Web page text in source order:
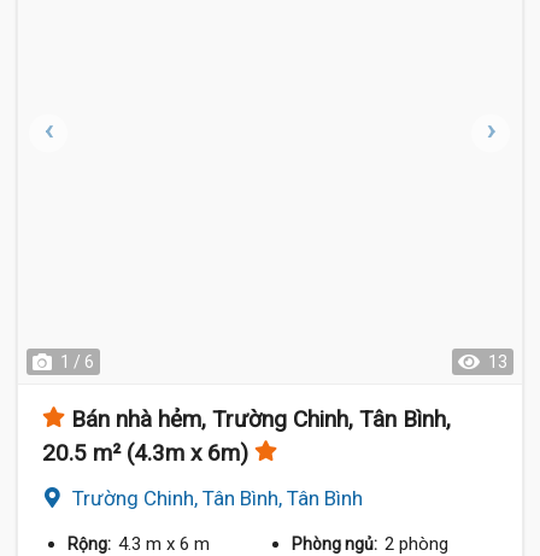
1 / 6 13
Bán nhà hẻm, Trường Chinh, Tân Bình,
20.5 m² (4.3m x 6m)
Trường Chinh, Tân Bình, Tân Bình
Rộng: 4.3 m x 6 m Phòng ngủ: 2 phòng